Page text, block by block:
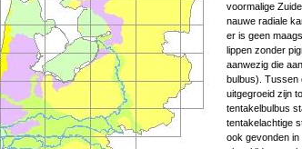
voormalige
nauwe radiale
er is geen
lippen zonder
aanwezig die
bulbus). Tussen
uitgegroeid zijn
tentakelbulbus
tentakelachtige
ook gevonden